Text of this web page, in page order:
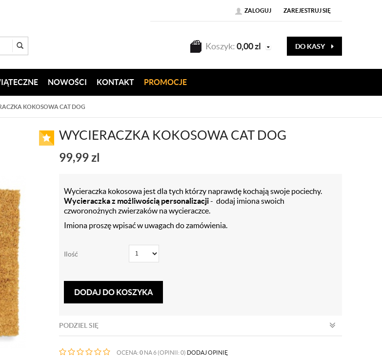
ZALOGUJ ZAREJESTRUJ SIĘ
Koszyk: 0,00zl DO KASY
NOWOŚCI KONTAKT PROMOCJE
KOKOSOWA CAT DOG
WYCIERACZKA KOKOSOWA CAT DOG
99,99zl
Wycieraczka kokosowa jest dla tych którzy naprawdę kochają swoje pociechy.
Wycieraczka z możliwością personalizacji- dodaj imiona swoich
czworonożnych zwierzaków na wycieraczce.
Imiona proszę wpisać w uwagach do zamówienia.
Ilość
DODAJ DO KOSZYKA
PODZIEL SIĘ
OCENA: 0 NA 6 (OPINII: 0) DODAJ OPINIĘ